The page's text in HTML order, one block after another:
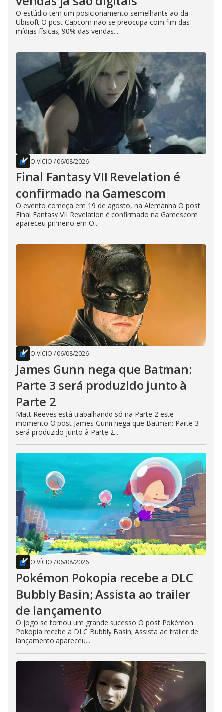
O estúdio tem um posicionamento semelhante ao da
Ubisoft O post Capcom não se preocupa com fim das
mídias físicas; 90% das vendas...
O VÍCIO / 06/08/2026
Final Fantasy VII Revelation é
confirmado na Gamescom
O evento começa em 19 de agosto, na Alemanha O post
Final Fantasy VII Revelation é confirmado na Gamescom
apareceu primeiro em O...
O VÍCIO / 06/08/2026
James Gunn nega que Batman:
Parte 3 será produzido junto à
Parte 2
Matt Reeves está trabalhando só na Parte 2 este
momento O post James Gunn nega que Batman: Parte 3
será produzido junto à Parte 2...
O VÍCIO / 06/08/2026
Pokémon Pokopia recebe a DLC
Bubbly Basin; Assista ao trailer
de lançamento
O jogo se tornou um grande sucesso O post Pokémon
Pokopia recebe a DLC Bubbly Basin; Assista ao trailer de
lançamento apareceu...